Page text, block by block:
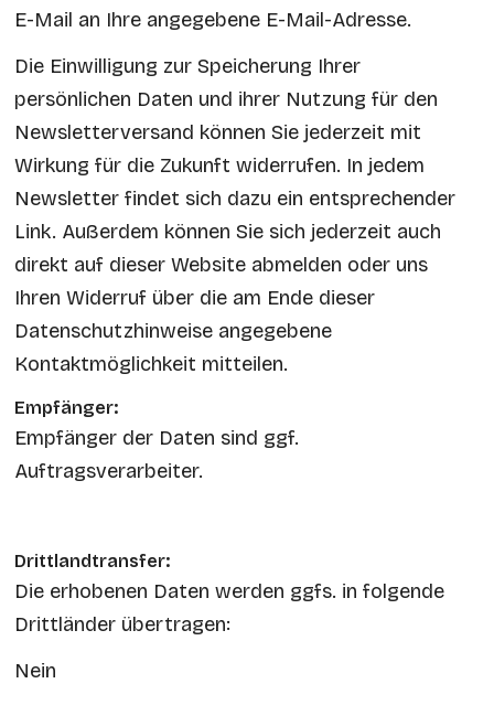
E-Mail an Ihre angegebene E-Mail-Adresse.
Die Einwilligung zur Speicherung Ihrer
persönlichen Daten und ihrer Nutzung für den
Newsletterversand können Sie jederzeit mit
Wirkung für die Zukunft widerrufen. In jedem
Newsletter findet sich dazu ein entsprechender
Link. Außerdem können Sie sich jederzeit auch
direkt auf dieser Website abmelden oder uns
Ihren Widerruf über die am Ende dieser
Datenschutzhinweise angegebene
Kontaktmöglichkeit mitteilen.
Empfänger:
Empfänger der Daten sind ggf.
Auftragsverarbeiter.
Drittlandtransfer:
Die erhobenen Daten werden ggfs. in folgende
Drittländer übertragen:
Nein